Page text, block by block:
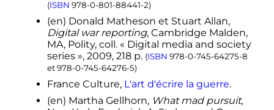
↑« Froissart, le grand reporter du
Moyen Âge » inLa Guerre de Cent
Ans (numéro spécial deL'Histoire),
Arthème Fayard, novembre 2012
↑Le reportage photographique et
écrit qu'il rapporte de Tripolitaine au
moment de la guerre italo-turque
(ISBN 978-0-801-88441-2)
(en) Donald Matheson et Stuart Allan,
Digital war reporting, Cambridge Malden,
MA, Polity, coll.« Digital media and society
series », 2009, 218 p. (ISBN 978-0-745-64275-8
et978-0-745-64276-5)
France Culture, L'art d'écrire la guerre.
(en) Martha Gellhorn, What mad pursuit,